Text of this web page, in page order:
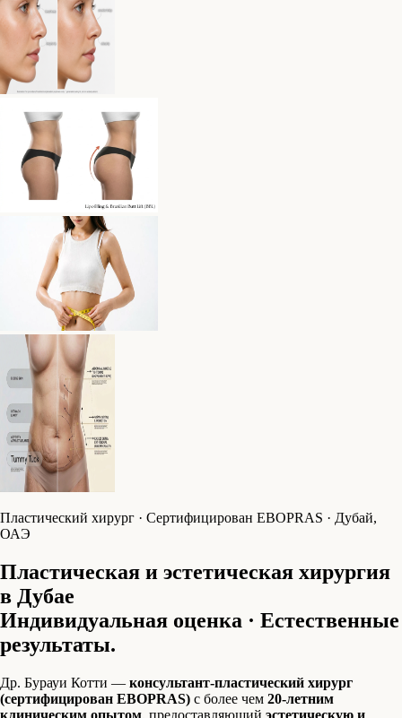
Пластический хирург · Сертифицирован EBOPRAS · Дубай,
ОАЭ
Пластическая и эстетическая хирургия
в Дубае
Индивидуальная оценка · Естественные
результаты.
Др. Бурауи Котти — консультант-пластический хирург
(сертифицирован EBOPRAS) с более чем 20-летним